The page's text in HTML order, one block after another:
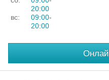
20:00
вс:
09:00-
20:00